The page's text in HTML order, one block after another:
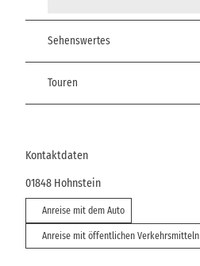
Sehenswertes
Touren
Kontaktdaten
01848 Hohnstein
Anreise mit dem Auto
Anreise mit öffentlichen Verkehrsmitteln